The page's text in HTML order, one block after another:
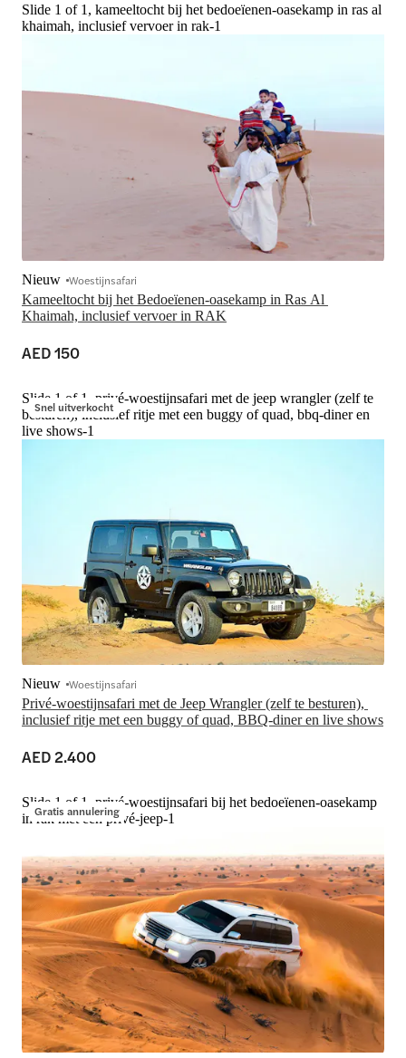
Slide 1 of 1, kameeltocht bij het bedoeïenen-oasekamp in ras al
khaimah, inclusief vervoer in rak-1
Kameeltocht bij het Bedoeïenen-oasekamp in Ras Al
Khaimah, inclusief vervoer in RAK
Nieuw Woestijnsafari
AED 150
Snel uitverkocht
Slide 1 of 1, privé-woestijnsafari met de jeep wrangler (zelf te
besturen), inclusief ritje met een buggy of quad, bbq-diner en
live shows-1
Privé-woestijnsafari met de Jeep Wrangler (zelf te besturen),
inclusief ritje met een buggy of quad, BBQ-diner en live shows
Nieuw Woestijnsafari
AED 2.400
Gratis annulering
Slide 1 of 1, privé-woestijnsafari bij het bedoeïenen-oasekamp
in rak met een privé-jeep-1